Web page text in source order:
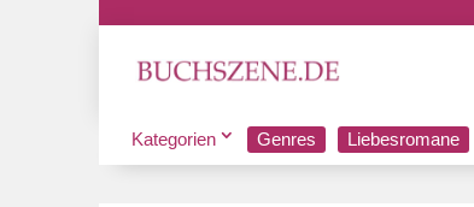
Kategorien Genres Liebesromane